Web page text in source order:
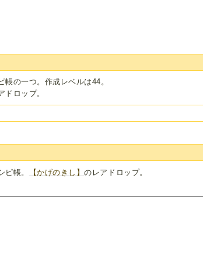
帳の一つ。作成レベルは44。
ドロップ。
ピ帳。 【かげのきし】のレアドロップ。